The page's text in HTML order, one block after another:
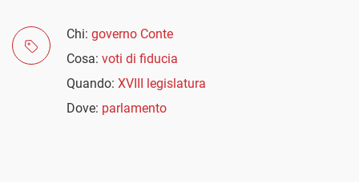
Chi: governo Conte
Cosa: voti di fiducia
Quando: XVIII legislatura
Dove: parlamento